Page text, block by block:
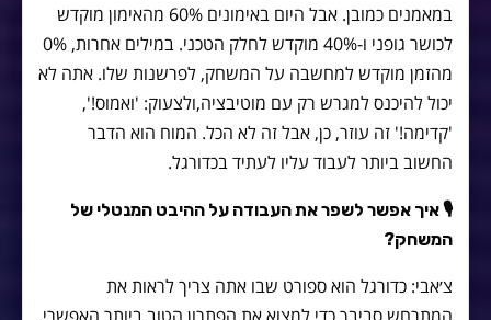
במאמנים כמובן. אבל היום באימונים 60% מהאימון מוקדש
לכושר גופני ו-40% מוקדש לחלק הטכני. במילים אחרות, 0%
מהזמן מוקדש למחשבה על המשחק, לפרשנות שלו. אתה לא
יכול להיכנס למגרש רק עם מוטיבציה,ולצעוק: 'ואמוס!',
'קדימה!' זה עוזר, כן, אבל זה לא הכל. המוח הוא הדבר
החשוב ביותר לעבוד עליו לעתיד בכדורגל.
🎙איך אפשר לשפר את העבודה על ההיבט המנטלי של
המשחק?
צ׳אבי: כדורגל הוא ספורט שבו אתה צריך לראות את
המתרחש סביבך כדי למצוא את הפתרון הטוב ביותר האפשרי.